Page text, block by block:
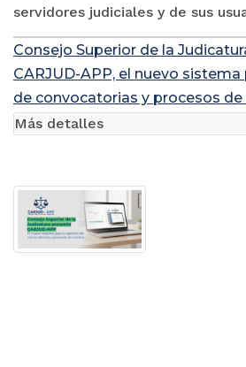
servidores judiciales y de sus
Consejo Superior de la
CARJUD-APP, el nuevo
de convocatorias y procesos de
Más detalles